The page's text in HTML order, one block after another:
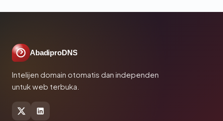
AbadiproDNS
Intelijen domain otomatis dan independen
untuk web terbuka.